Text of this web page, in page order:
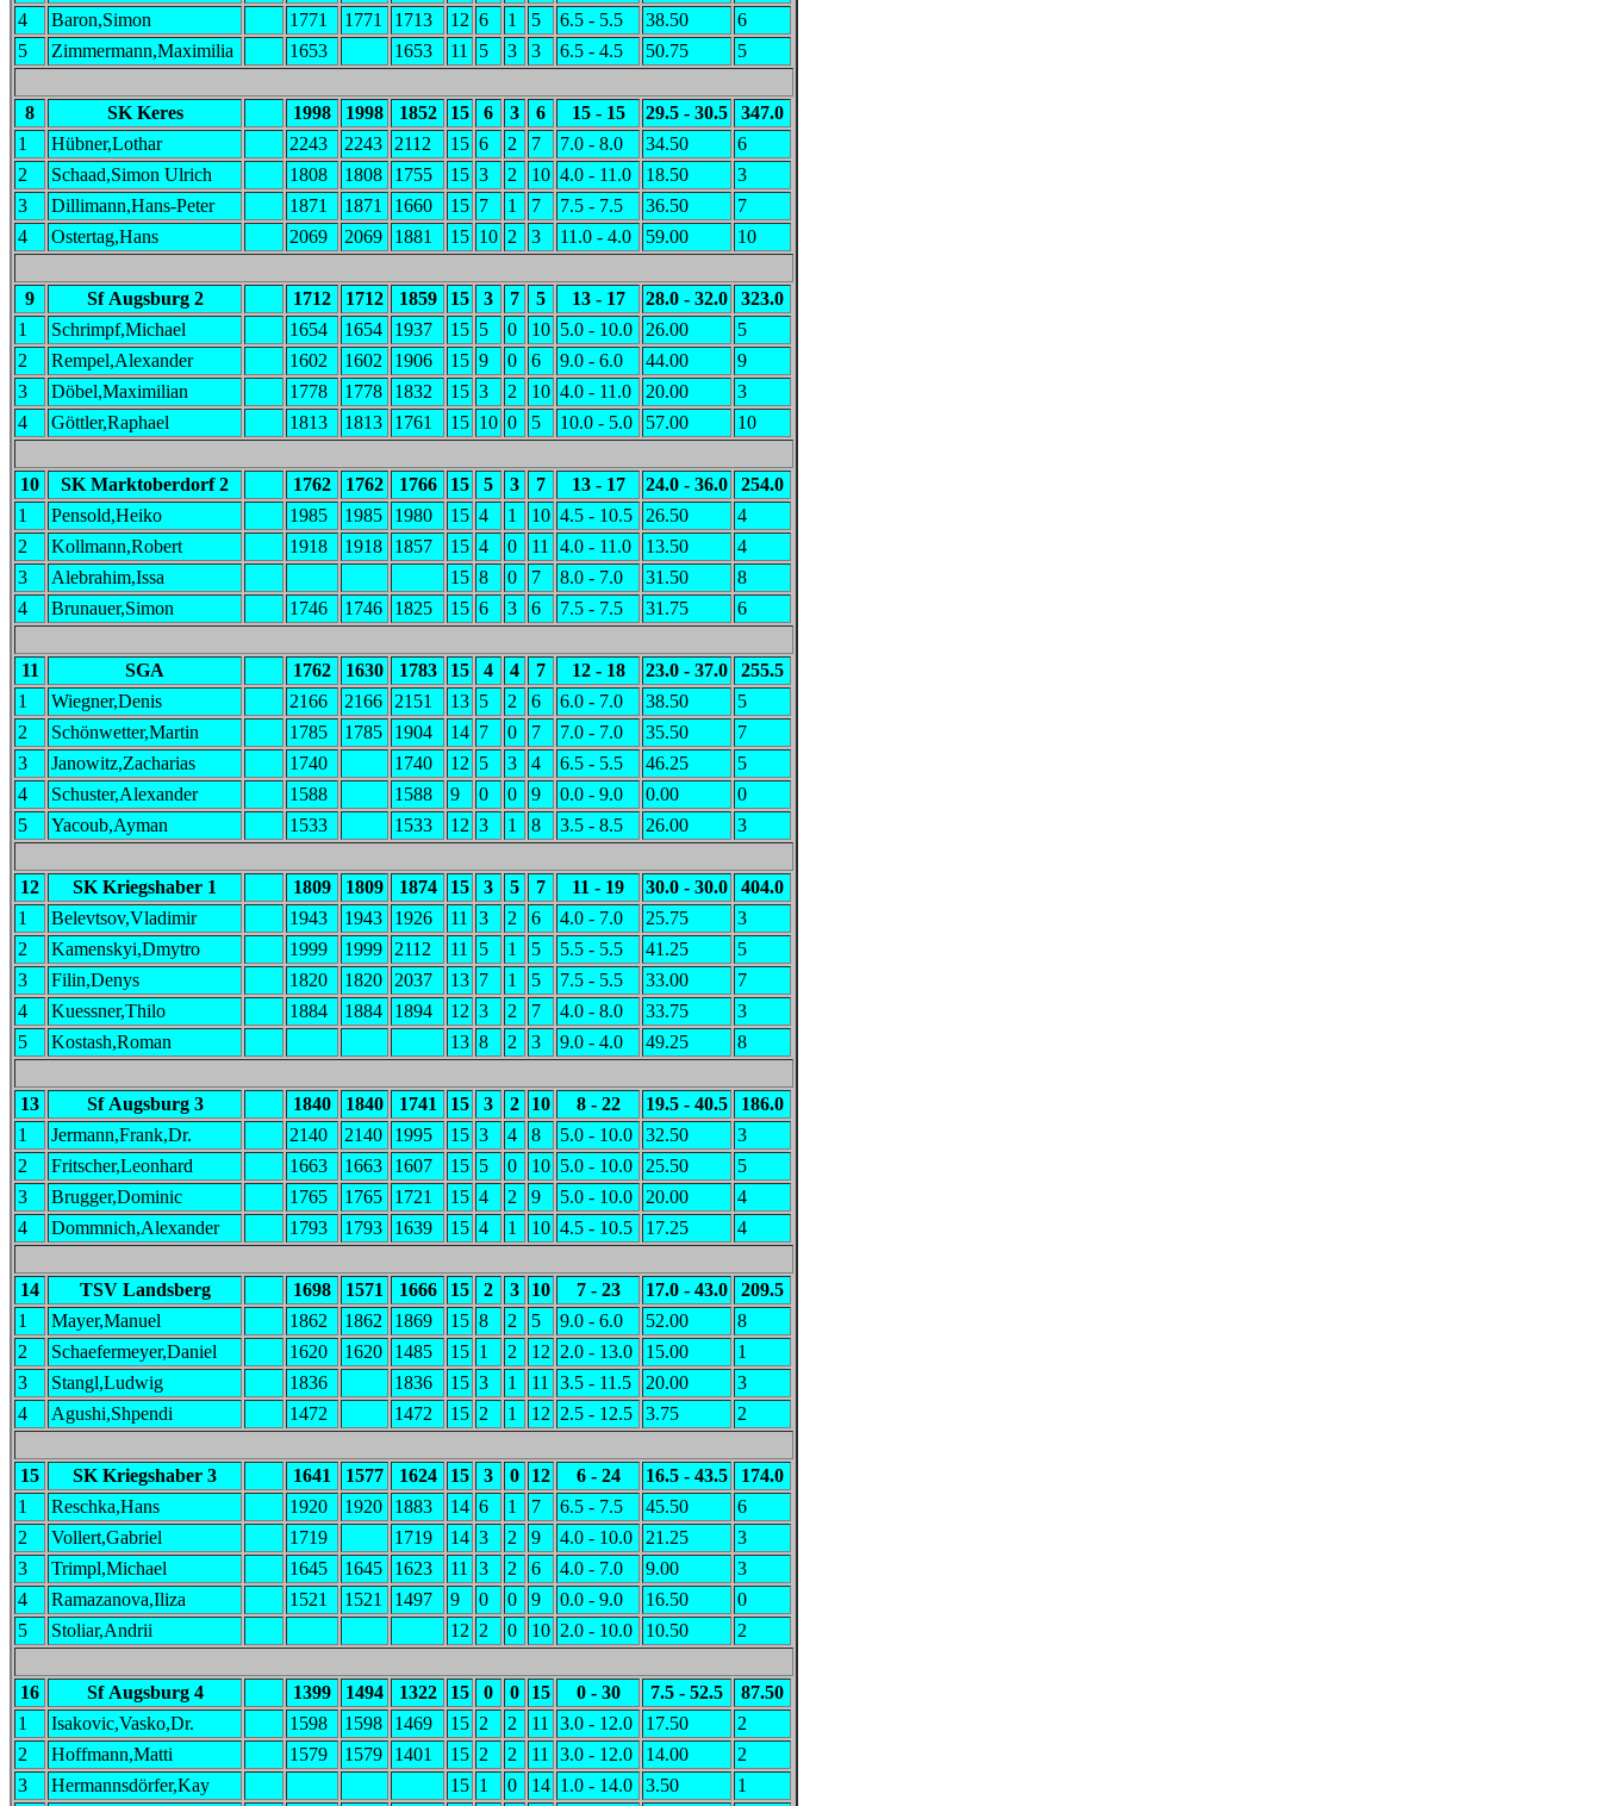
4
Baron,Simon 1771 1771 1713 12 6 1 5 6.5 - 5.5 38.50
6
5
Zimmermann,Maximilia 1653 1653 11 5 3 3 6.5 - 4.5 50.75 5
8 SK Keres 1998 1998 1852 15 6 3 6 15 - 15 29.5 - 30.5
347.0
1
Hübner,Lothar 2243 2243 2112 15 6 2 7 7.0 - 8.0 34.50
6
2
Schaad,Simon Ulrich 1808 1808 1755 15 3 2 10 4.0 - 11.0 18.50
3
3
Dillimann,Hans-Peter 1871 1871 1660 15 7 1 7 7.5 - 7.5 36.50
7
4
Ostertag,Hans 2069 2069 1881 15 10 2 3 11.0 - 4.0 59.00 10
9 Sf Augsburg 2 1712 1712 1859 15 3 7 5 13 - 17 28.0 - 32.0
323.0
1
Schrimpf,Michael 1654 1654 1937 15 5 0 10 5.0 - 10.0 26.00
5
2
Rempel,Alexander 1602 1602 1906 15 9 0 6 9.0 - 6.0 44.00
9
3
Döbel,Maximilian 1778 1778 1832 15 3 2 10 4.0 - 11.0 20.00
3
4
Göttler,Raphael 1813 1813 1761 15 10 0 5 10.0 - 5.0 57.00 10
10 SK Marktoberdorf 2 1762 1762 1766 15 5 3 7 13 - 17 24.0 - 36.0
254.0
1
Pensold,Heiko 1985 1985 1980 15 4 1 10 4.5 - 10.5 26.50
4
2
Kollmann,Robert 1918 1918 1857 15 4 0 11 4.0 - 11.0 13.50
4
3
Alebrahim,Issa 15 8 0 7 8.0 - 7.0 31.50
8
4
Brunauer,Simon 1746 1746 1825 15 6 3 6 7.5 - 7.5 31.75 6
11 SGA 1762 1630 1783 15 4 4 7 12 - 18 23.0 - 37.0
255.5
1
Wiegner,Denis 2166 2166 2151 13 5 2 6 6.0 - 7.0 38.50
5
2
Schönwetter,Martin 1785 1785 1904 14 7 0 7 7.0 - 7.0 35.50
7
3
Janowitz,Zacharias 1740 1740 12 5 3 4 6.5 - 5.5 46.25
5
4
Schuster,Alexander 1588 1588 9 0 0 9 0.0 - 9.0 0.00
0
5
Yacoub,Ayman 1533 1533 12 3 1 8 3.5 - 8.5 26.00 3
12 SK Kriegshaber 1 1809 1809 1874 15 3 5 7 11 - 19 30.0 - 30.0
404.0
1
Belevtsov,Vladimir 1943 1943 1926 11 3 2 6 4.0 - 7.0 25.75
3
2
Kamenskyi,Dmytro 1999 1999 2112 11 5 1 5 5.5 - 5.5 41.25
5
3
Filin,Denys 1820 1820 2037 13 7 1 5 7.5 - 5.5 33.00
7
4
Kuessner,Thilo 1884 1884 1894 12 3 2 7 4.0 - 8.0 33.75
3
5
Kostash,Roman 13 8 2 3 9.0 - 4.0 49.25 8
13 Sf Augsburg 3 1840 1840 1741 15 3 2 10 8 - 22 19.5 - 40.5
186.0
1
Jermann,Frank,Dr. 2140 2140 1995 15 3 4 8 5.0 - 10.0 32.50
3
2
Fritscher,Leonhard 1663 1663 1607 15 5 0 10 5.0 - 10.0 25.50
5
3
Brugger,Dominic 1765 1765 1721 15 4 2 9 5.0 - 10.0 20.00
4
4
Dommnich,Alexander 1793 1793 1639 15 4 1 10 4.5 - 10.5 17.25 4
14 TSV Landsberg 1698 1571 1666 15 2 3 10 7 - 23 17.0 - 43.0
209.5
1
Mayer,Manuel 1862 1862 1869 15 8 2 5 9.0 - 6.0 52.00
8
2
Schaefermeyer,Daniel 1620 1620 1485 15 1 2 12 2.0 - 13.0 15.00
1
3
Stangl,Ludwig 1836 1836 15 3 1 11 3.5 - 11.5 20.00
3
4
Agushi,Shpendi 1472 1472 15 2 1 12 2.5 - 12.5 3.75 2
15 SK Kriegshaber 3 1641 1577 1624 15 3 0 12 6 - 24 16.5 - 43.5
174.0
1
Reschka,Hans 1920 1920 1883 14 6 1 7 6.5 - 7.5 45.50
6
2
Vollert,Gabriel 1719 1719 14 3 2 9 4.0 - 10.0 21.25
3
3
Trimpl,Michael 1645 1645 1623 11 3 2 6 4.0 - 7.0 9.00
3
4
Ramazanova,Iliza 1521 1521 1497 9 0 0 9 0.0 - 9.0 16.50
0
5
Stoliar,Andrii 12 2 0 10 2.0 - 10.0 10.50 2
16 Sf Augsburg 4 1399 1494 1322 15 0 0 15 0 - 30 7.5 - 52.5
87.50
1
Isakovic,Vasko,Dr. 1598 1598 1469 15 2 2 11 3.0 - 12.0 17.50
2
2
Hoffmann,Matti 1579 1579 1401 15 2 2 11 3.0 - 12.0 14.00
2
3
Hermannsdörfer,Kay 15 1 0 14 1.0 - 14.0 3.50
1